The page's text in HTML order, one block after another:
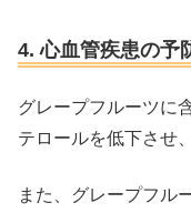
4. 心血管疾患の予
グレープフルーツに
テロールを低下させ
また、グレープフル